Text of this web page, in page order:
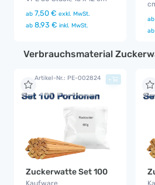
ab 7,50 € exkl. MwSt.
ab 8,93 € inkl. MwSt.
ab
ab
Verbrauchsmaterial
Artikel-Nr.: PE-002824
Zuckerwatte Set 100
+